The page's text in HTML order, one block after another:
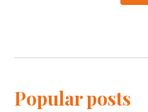
Popular posts